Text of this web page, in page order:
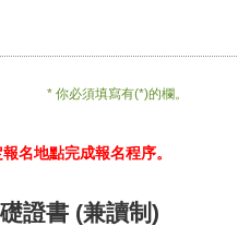
* 你必須填寫有(*)的欄。
名地點完成報名程序。
證書 (兼讀制)